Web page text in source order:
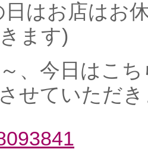
日はお店はお
ます)
、今日はこ
せていただ